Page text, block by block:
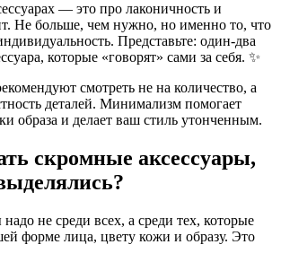
— это про лаконичность и
Не больше, чем нужно, но именно то, что
Представьте: один-два
которые «говорят» сами за себя. ✨
смотреть не на количество, а
деталей. Минимализм помогает
образа и делает ваш стиль утонченным.
скромные аксессуары,
надо не среди всех, а среди тех, которые
форме лица, цвету кожи и образу. Это